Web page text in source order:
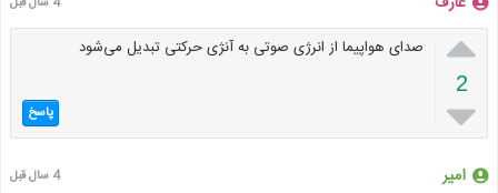

2

صدای هواپیما از انرژی صوتی به آنژی حرکتی تبدیل می‌شود
پاسخ
امیر 4 سال قبل